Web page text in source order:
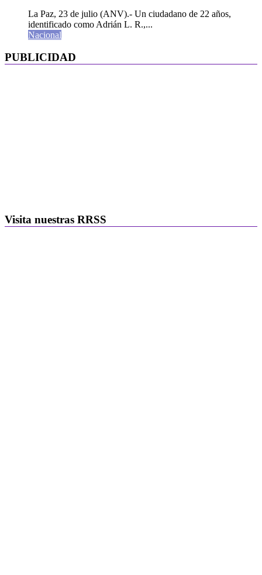
La Paz, 23 de julio (ANV).- Un ciudadano de 22 años,
identificado como Adrián L. R.,...
Nacional
PUBLICIDAD
Visita nuestras RRSS